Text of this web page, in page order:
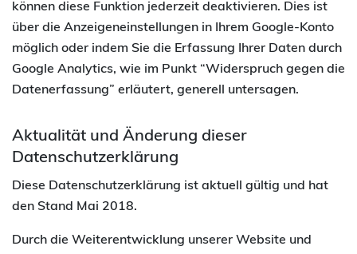
können diese Funktion jederzeit deaktivieren. Dies ist
über die Anzeigeneinstellungen in Ihrem Google-Konto
möglich oder indem Sie die Erfassung Ihrer Daten durch
Google Analytics, wie im Punkt “Widerspruch gegen die
Datenerfassung” erläutert, generell untersagen.
Aktualität und Änderung dieser
Datenschutzerklärung
Diese Datenschutzerklärung ist aktuell gültig und hat
den Stand Mai 2018.
Durch die Weiterentwicklung unserer Website und